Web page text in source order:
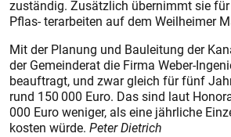
zuständig. Zusätzlich übernimmt sie
Pflas- terarbeiten auf dem Weilheimer
Mit der Planung und Bauleitung der
der Gemeinderat die Firma Weber-
beauftragt, und zwar gleich für fünf
rund 150 000 Euro. Das sind laut
000 Euro weniger, als eine jährliche
kosten würde. Peter Dietrich